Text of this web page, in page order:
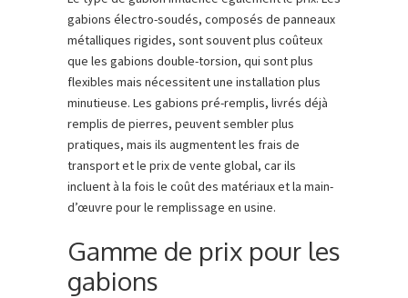
gabions électro-soudés, composés de panneaux
métalliques rigides, sont souvent plus coûteux
que les gabions double-torsion, qui sont plus
flexibles mais nécessitent une installation plus
minutieuse. Les gabions pré-remplis, livrés déjà
remplis de pierres, peuvent sembler plus
pratiques, mais ils augmentent les frais de
transport et le prix de vente global, car ils
incluent à la fois le coût des matériaux et la main-
d’œuvre pour le remplissage en usine.
Gamme de prix pour les
gabions